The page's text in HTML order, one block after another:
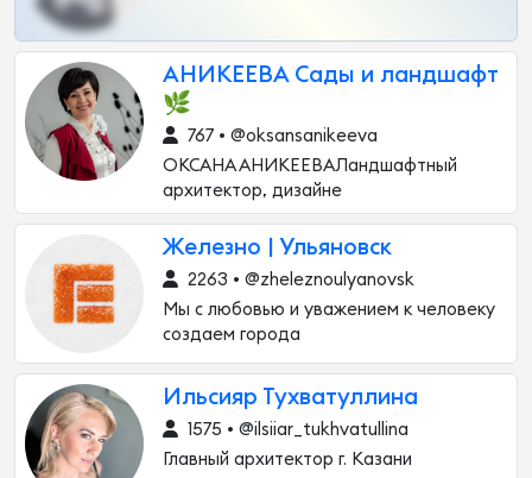
АНИКЕЕВА Сады и ландшафт
🌿
767 • @oksansanikeeva
ОКСАНА АНИКЕЕВАЛандшафтный
архитектор, дизайне
Железно | Ульяновск
2263 • @zheleznoulyanovsk
Мы с любовью и уважением к человеку
создаем города
Ильсияр Тухватуллина
1575 • @ilsiiar_tukhvatullina
Главный архитектор г. Казани